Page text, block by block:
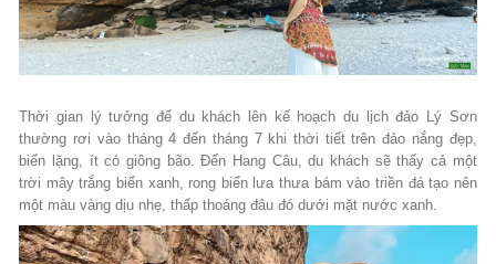
Thời gian lý tưởng để du khách lên kế hoạch du lịch đảo Lý Sơn
thường rơi vào tháng 4 đến tháng 7 khi thời tiết trên đảo nắng đẹp,
biển lặng, ít có giông bão. Đến Hang Câu, du khách sẽ thấy cả một
trời mây trắng biển xanh, rong biển lưa thưa bám vào triền đá tạo nên
một màu vàng dịu nhẹ, thấp thoáng đâu đó dưới mặt nước xanh.